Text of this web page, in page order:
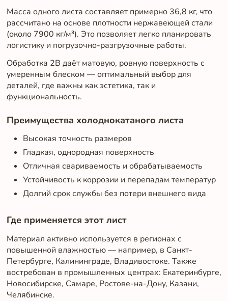
Масса одного листа составляет примерно 36,8 кг, что
рассчитано на основе плотности нержавеющей стали
(около 7900 кг/м³). Это позволяет легко планировать
логистику и погрузочно-разгрузочные работы.
Обработка 2B даёт матовую, ровную поверхность с
умеренным блеском — оптимальный выбор для
деталей, где важны как эстетика, так и
функциональность.
Преимущества холоднокатаного листа
Высокая точность размеров
Гладкая, однородная поверхность
Отличная свариваемость и обрабатываемость
Устойчивость к коррозии и перепадам температур
Долгий срок службы без потери внешнего вида
Где применяется этот лист
Материал активно используется в регионах с
повышенной влажностью — например, в Санкт-
Петербурге, Калининграде, Владивостоке. Также
востребован в промышленных центрах: Екатеринбурге,
Новосибирске, Самаре, Ростове-на-Дону, Казани,
Челябинске.